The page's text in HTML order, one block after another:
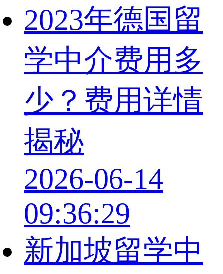
2023年德国留
学中介费用多
少？费用详情
揭秘
2026-06-14
09:36:29
新加坡留学中